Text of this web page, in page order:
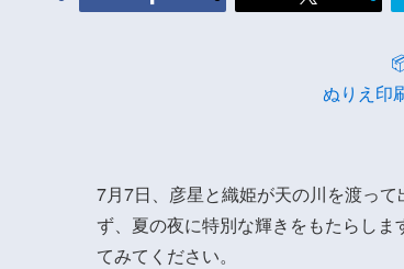
ぬりえ印
7月7日、彦星と織姫が天の川を渡っ
ず、夏の夜に特別な輝きをもたらし
てみてください。